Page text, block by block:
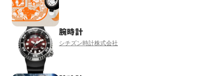
腕時計
シチズン時計株式会社